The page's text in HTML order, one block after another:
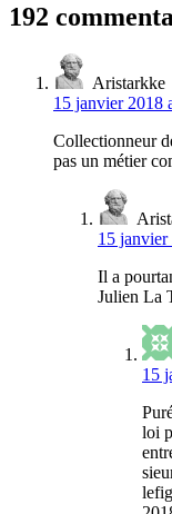
192
Aristarkke
15 janvier 2018
Collectionneur
pas un métier
15
Il a
Julien La
15
loi